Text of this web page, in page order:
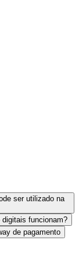
ser utilizado na
funcionam?
de pagamento